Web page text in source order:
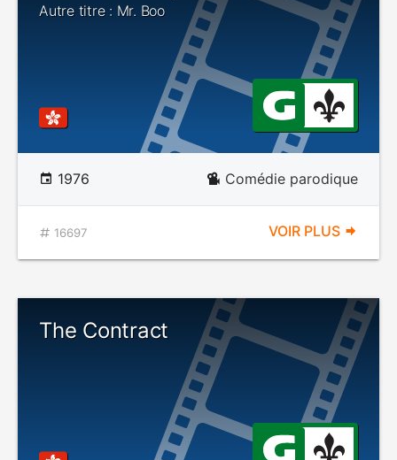
Autre titre : Mr. Boo
1976 Comédie parodique
16697 VOIR PLUS
The Contract